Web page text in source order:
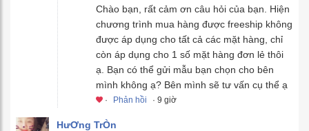
Chào bạn, rất cảm ơn câu hỏi của bạn. Hiện
chương trình mua hàng được freeship không
được áp dụng cho tất cả các mặt hàng, chỉ
còn áp dụng cho 1 số mặt hàng đơn lẻ thôi
ạ. Bạn có thể gửi mẫu bạn chọn cho bên
mình không ạ? Bên mình sẽ tư vấn cụ thể ạ
· Phản hồi · 9 giờ
HưƠng TrÒn